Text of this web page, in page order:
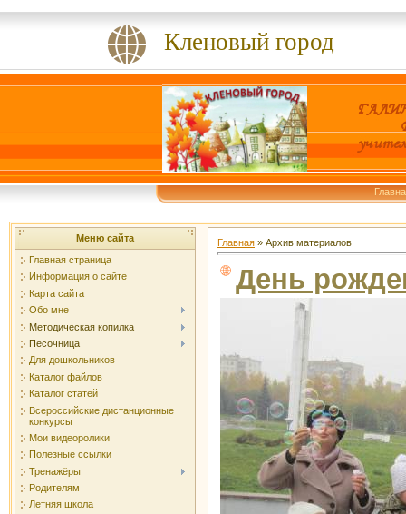
Кленовый город
Меню сайта
Главная страница
Информация о сайте
Карта сайта
Обо мне
Методическая копилка
Песочница
Для дошкольников
Каталог файлов
Каталог статей
Всероссийские дистанционные
конкурсы
Мои видеоролики
Полезные ссылки
Тренажёры
Родителям
Летняя школа
Главная » Архив материалов
День